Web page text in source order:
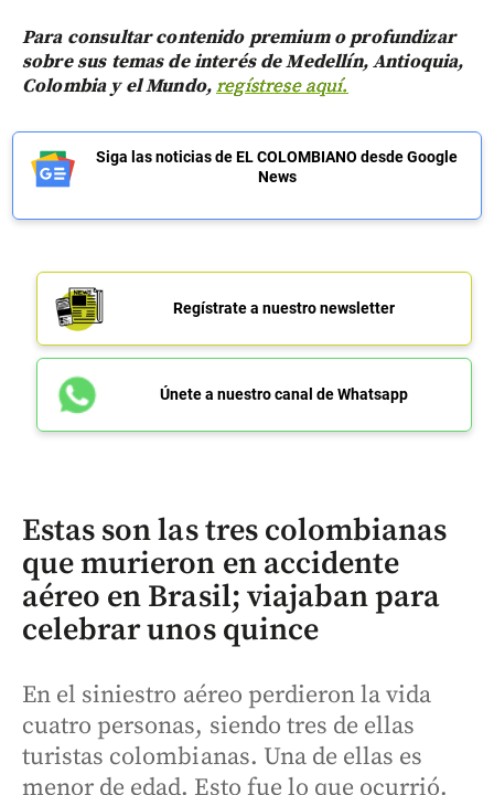
Para consultar contenido premium o profundizar
sobre sus temas de interés de Medellín, Antioquia,
Colombia y el Mundo,regístrese aquí.
Siga las noticias de EL COLOMBIANO desde Google
News
Regístrate a nuestro newsletter
Únete a nuestro canal de Whatsapp
Estas son las tres colombianas
que murieron en accidente
aéreo en Brasil; viajaban para
celebrar unos quince
En el siniestro aéreo perdieron la vida
cuatro personas, siendo tres de ellas
turistas colombianas. Una de ellas es
menor de edad. Esto fue lo que ocurrió.